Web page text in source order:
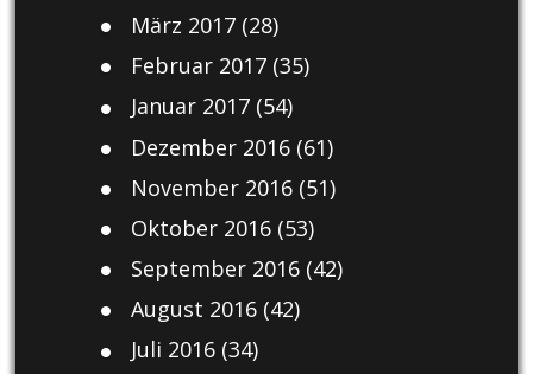
März 2017(28)
Februar 2017(35)
Januar 2017(54)
Dezember 2016(61)
November 2016(51)
Oktober 2016(53)
September 2016(42)
August 2016(42)
Juli 2016(34)